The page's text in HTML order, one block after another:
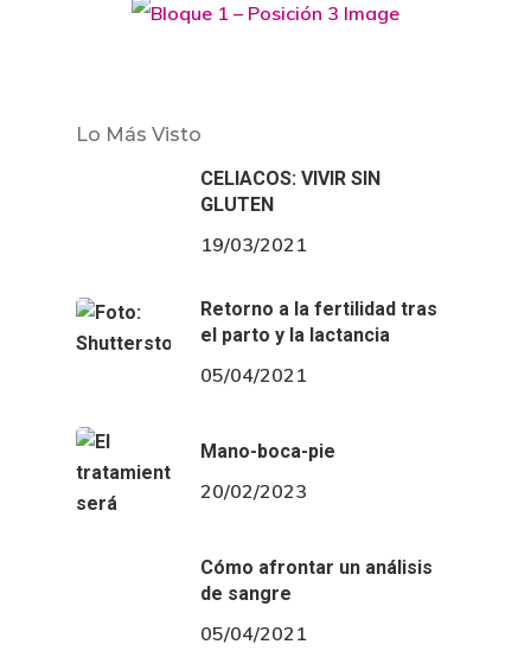
Lo Más Visto
CELIACOS: VIVIR SIN
GLUTEN
19/03/2021
Retorno a la fertilidad tras
el parto y la lactancia
05/04/2021
Mano-boca-pie
20/02/2023
Cómo afrontar un análisis
de sangre
05/04/2021